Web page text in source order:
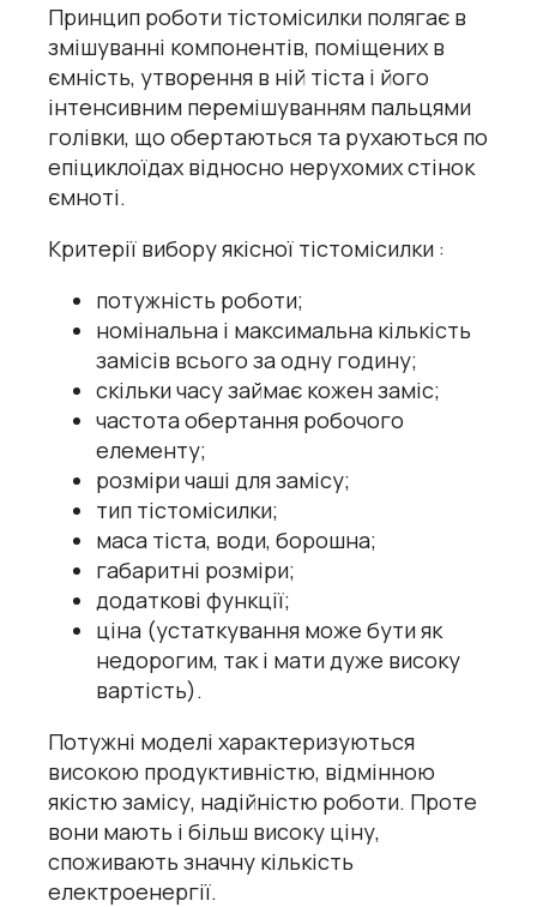
Принцип роботи тістомісилки полягає в
змішуванні компонентів, поміщених в
ємність, утворення в ній тіста і його
інтенсивним перемішуванням пальцями
голівки, що обертаються та рухаються по
епіциклоїдах відносно нерухомих стінок
ємноті.
Критерії вибору якісної тістомісилки :
потужність роботи;
номінальна і максимальна кількість
замісів всього за одну годину;
скільки часу займає кожен заміс;
частота обертання робочого
елементу;
розміри чаші для замісу;
тип тістомісилки;
маса тіста, води, борошна;
габаритні розміри;
додаткові функції;
ціна (устаткування може бути як
недорогим, так і мати дуже високу
вартість).
Потужні моделі характеризуються
високою продуктивністю, відмінною
якістю замісу, надійністю роботи. Проте
вони мають і більш високу ціну,
споживають значну кількість
електроенергії.